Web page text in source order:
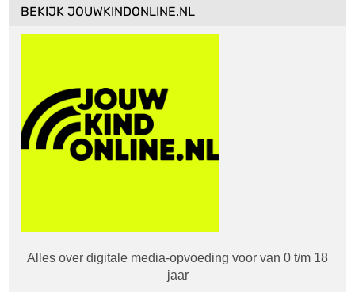
BEKIJK JOUWKINDONLINE.NL
Alles over digitale media-opvoeding voor van 0 t/m 18
jaar